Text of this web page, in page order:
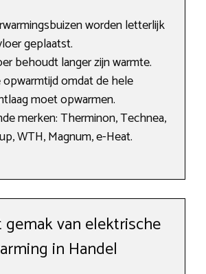
worden letterlijk
geplaatst.
behoudt langer zijn warmte.
opwarmtijd omdat de hele
moet opwarmen.
merken: Therminon, Technea,
WTH, Magnum, e-Heat.
gemak van elektrische
in Handel